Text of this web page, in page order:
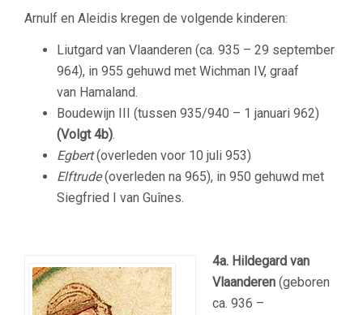
Arnulf en Aleidis kregen de volgende kinderen:
Liutgard van Vlaanderen (ca. 935 – 29 september
964), in 955 gehuwd met Wichman IV, graaf
van Hamaland.
Boudewijn III (tussen 935/940 – 1 januari 962)
(Volgt 4b).
Egbert(overleden voor 10 juli 953)
Elftrude(overleden na 965), in 950 gehuwd met
Siegfried I van Guînes.
4a. Hildegard van
Vlaanderen (geboren
ca. 936 –